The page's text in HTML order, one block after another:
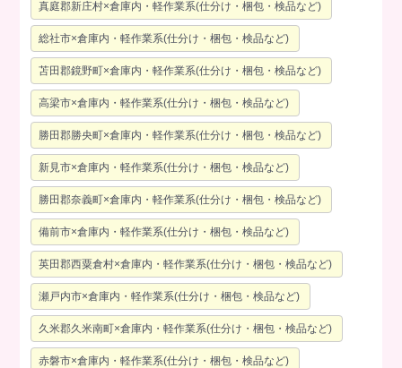
真庭郡新庄村×倉庫内・軽作業系(仕分け・梱包・検品など)
総社市×倉庫内・軽作業系(仕分け・梱包・検品など)
苫田郡鏡野町×倉庫内・軽作業系(仕分け・梱包・検品など)
高梁市×倉庫内・軽作業系(仕分け・梱包・検品など)
勝田郡勝央町×倉庫内・軽作業系(仕分け・梱包・検品など)
新見市×倉庫内・軽作業系(仕分け・梱包・検品など)
勝田郡奈義町×倉庫内・軽作業系(仕分け・梱包・検品など)
備前市×倉庫内・軽作業系(仕分け・梱包・検品など)
英田郡西粟倉村×倉庫内・軽作業系(仕分け・梱包・検品など)
瀬戸内市×倉庫内・軽作業系(仕分け・梱包・検品など)
久米郡久米南町×倉庫内・軽作業系(仕分け・梱包・検品など)
赤磐市×倉庫内・軽作業系(仕分け・梱包・検品など)